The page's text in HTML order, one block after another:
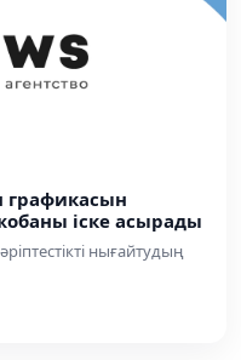
графикасын
іске асырады
нығайтудың